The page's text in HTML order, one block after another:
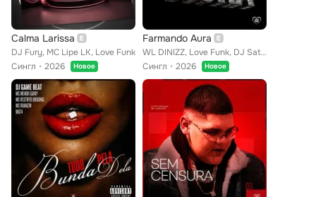
Calma Larissa
DJ Fury, MC Lipe LK, Love Funk
Сингл
2026 Новое
Farmando Aura
WL DINIZZ, Love Funk, DJ Satin
Сингл
2026 Новое